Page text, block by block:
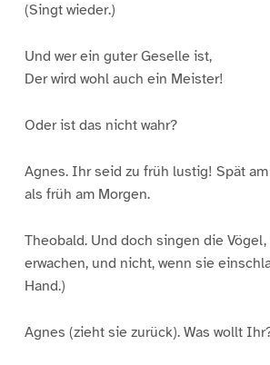
(Singt wieder.)
Und wer ein guter Geselle ist,
Der wird wohl auch ein Meister!
Oder ist das nicht wahr?
Agnes. Ihr seid zu früh lustig! Spät
als früh am Morgen.
Theobald. Und doch singen die Vögel,
erwachen, und nicht, wenn sie
Hand.)
Agnes (zieht sie zurück). Was wollt